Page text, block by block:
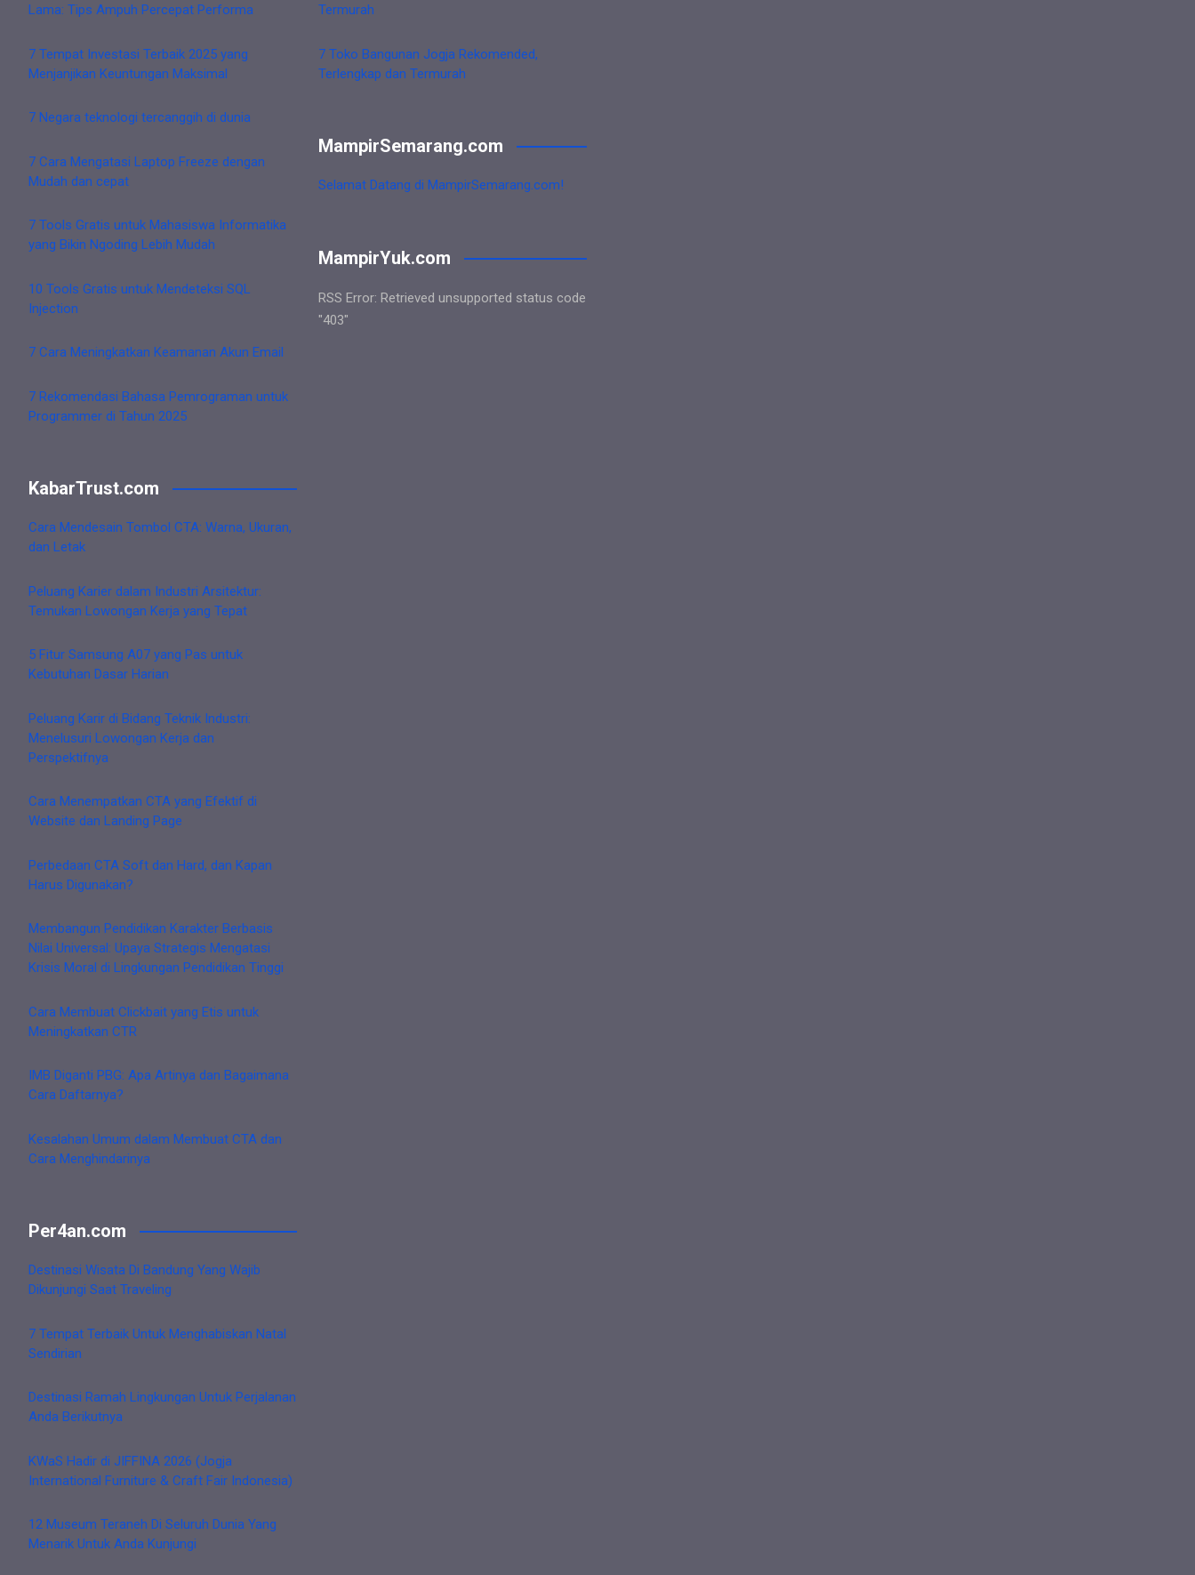
Lama: Tips Ampuh Percepat Performa
7 Tempat Investasi Terbaik 2025 yang
Menjanjikan Keuntungan Maksimal
7 Negara teknologi tercanggih di dunia
7 Cara Mengatasi Laptop Freeze dengan
Mudah dan cepat
7 Tools Gratis untuk Mahasiswa Informatika
yang Bikin Ngoding Lebih Mudah
10 Tools Gratis untuk Mendeteksi SQL
Injection
7 Cara Meningkatkan Keamanan Akun Email
7 Rekomendasi Bahasa Pemrograman untuk
Programmer di Tahun 2025
KabarTrust.com
Cara Mendesain Tombol CTA: Warna, Ukuran,
dan Letak
Peluang Karier dalam Industri Arsitektur:
Temukan Lowongan Kerja yang Tepat
5 Fitur Samsung A07 yang Pas untuk
Kebutuhan Dasar Harian
Peluang Karir di Bidang Teknik Industri:
Menelusuri Lowongan Kerja dan
Perspektifnya
Cara Menempatkan CTA yang Efektif di
Website dan Landing Page
Perbedaan CTA Soft dan Hard, dan Kapan
Harus Digunakan?
Membangun Pendidikan Karakter Berbasis
Nilai Universal: Upaya Strategis Mengatasi
Krisis Moral di Lingkungan Pendidikan Tinggi
Cara Membuat Clickbait yang Etis untuk
Meningkatkan CTR
IMB Diganti PBG: Apa Artinya dan Bagaimana
Cara Daftarnya?
Kesalahan Umum dalam Membuat CTA dan
Cara Menghindarinya
Per4an.com
Destinasi Wisata Di Bandung Yang Wajib
Dikunjungi Saat Traveling
7 Tempat Terbaik Untuk Menghabiskan Natal
Sendirian
Destinasi Ramah Lingkungan Untuk Perjalanan
Anda Berikutnya
KWaS Hadir di JIFFINA 2026 (Jogja
International Furniture & Craft Fair Indonesia)
12 Museum Teraneh Di Seluruh Dunia Yang
Menarik Untuk Anda Kunjungi
Termurah
7 Toko Bangunan Jogja Rekomended,
Terlengkap dan Termurah
MampirSemarang.com
Selamat Datang di MampirSemarang.com!
MampirYuk.com
RSS Error: Retrieved unsupported status code
"403"